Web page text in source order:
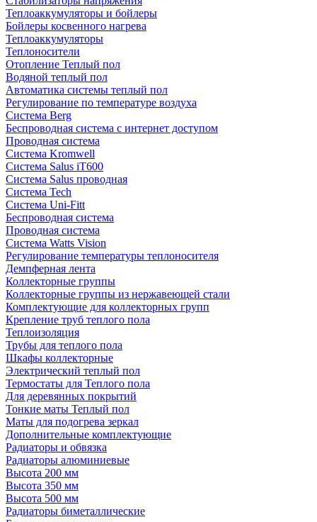
Теплоаккумуляторы и бойлеры
Бойлеры косвенного нагрева
Теплоаккумуляторы
Теплоносители
Отопление Теплый пол
Водяной теплый пол
Автоматика системы теплый пол
Регулирование по температуре воздуха
Система Berg
Беспроводная система с интернет доступом
Проводная система
Система Kromwell
Система Salus iT600
Система Salus проводная
Система Tech
Система Uni-Fitt
Беспроводная система
Проводная система
Система Watts Vision
Регулирование температуры теплоносителя
Демпферная лента
Коллекторные группы
Коллекторные группы из нержавеющей стали
Комплектующие для коллекторных групп
Крепление труб теплого пола
Теплоизоляция
Трубы для теплого пола
Шкафы коллекторные
Электрический теплый пол
Термостаты для Теплого пола
Для деревянных покрытий
Тонкие маты Теплый пол
Маты для подогрева зеркал
Дополнительные комплектующие
Радиаторы и обвязка
Радиаторы алюминиевые
Высота 200 мм
Высота 350 мм
Высота 500 мм
Радиаторы биметаллические